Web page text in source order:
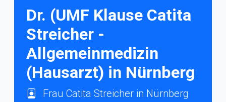
Dr. (UMF Klause Catita
Streicher -
Allgemeinmedizin
(Hausarzt) in Nürnberg
Frau Catita Streicher in Nürnberg